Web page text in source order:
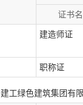
证书
建造师证
职称证
工绿色建筑集团有